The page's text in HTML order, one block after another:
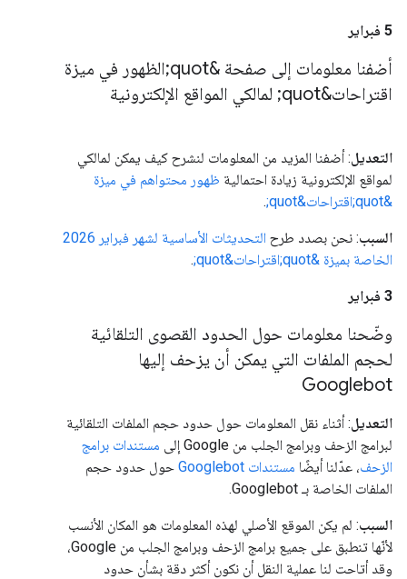
‫5 فبراير
أضفنا معلومات إلى صفحة &quot;الظهور في ميزة
اقتراحات&quot; لمالكي المواقع الإلكترونية
التعديل: أضفنا المزيد من المعلومات لنشرح كيف يمكن لمالكي
لمواقع الإلكترونية زيادة احتمالية ظهور محتواهم في ميزة
&quot;اقتراحات&quot;
.
السبب: نحن بصدد طرح
التحديثات الأساسية لشهر فبراير 2026
الخاصة بميزة &quot;اقتراحات&quot;
.
‫3 فبراير
وضّحنا معلومات حول الحدود القصوى التلقائية
لحجم الملفات التي يمكن أن يزحف إليها
Googlebot
التعديل: أثناء نقل المعلومات حول حدود حجم الملفات التلقائية
لبرامج الزحف وبرامج الجلب من Google إلى
مستندات برامج
الزحف، عدّلنا أيضًا مستندات Googlebot
حول حدود حجم
الملفات الخاصة بـ Googlebot.
السبب: لم يكن الموقع الأصلي لهذه المعلومات هو المكان الأنسب
لأنّها تنطبق على جميع برامج الزحف وبرامج الجلب من Google،
وقد أتاحت لنا عملية النقل أن نكون أكثر دقة بشأن حدود